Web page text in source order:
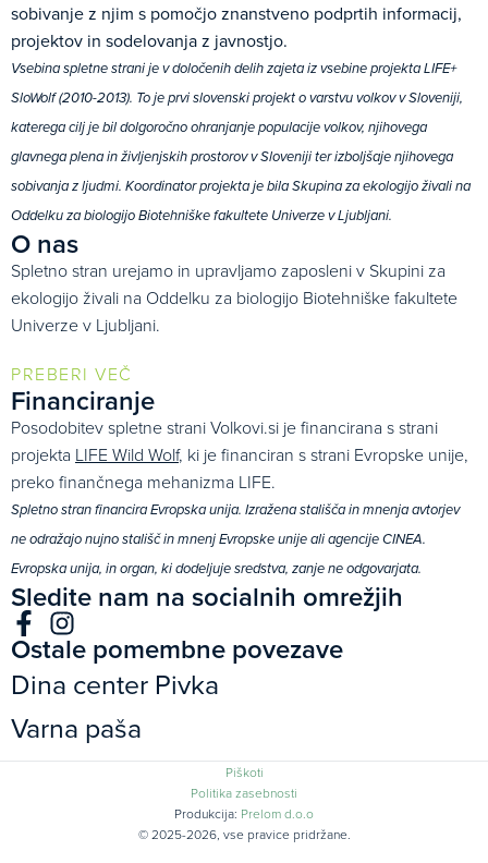
sobivanje z njim s pomočjo znanstveno podprtih informacij,
projektov in sodelovanja z javnostjo.
Vsebina spletne strani je v določenih delih zajeta iz vsebine projekta LIFE+
SloWolf (2010-2013). To je prvi slovenski projekt o varstvu volkov v Sloveniji,
katerega cilj je bil dolgoročno ohranjanje populacije volkov, njihovega
glavnega plena in življenjskih prostorov v Sloveniji ter izboljšaje njihovega
sobivanja z ljudmi. Koordinator projekta je bila Skupina za ekologijo živali na
Oddelku za biologijo Biotehniške fakultete Univerze v Ljubljani.
O nas
Spletno stran urejamo in upravljamo zaposleni v Skupini za
ekologijo živali na Oddelku za biologijo Biotehniške fakultete
Univerze v Ljubljani.
PREBERI VEČ
Financiranje
Posodobitev spletne strani Volkovi.si je financirana s strani
projekta LIFE Wild Wolf, ki je financiran s strani Evropske unije,
preko finančnega mehanizma LIFE.
Spletno stran financira Evropska unija. Izražena stališča in mnenja avtorjev
ne odražajo nujno stališč in mnenj Evropske unije ali agencije CINEA.
Evropska unija, in organ, ki dodeljuje sredstva, zanje ne odgovarjata.
Sledite nam na socialnih omrežjih
Ostale pomembne povezave
Dina center Pivka
Varna paša
© 2025-2026, vse pravice pridržane.
Produkcija: Prelom d.o.o
Politika zasebnosti
Piškoti